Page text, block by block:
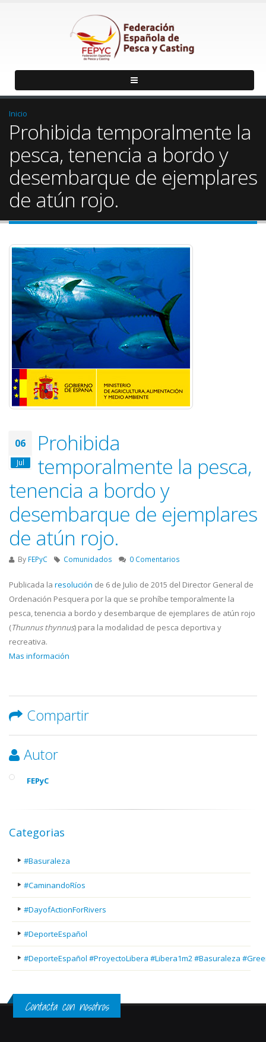
Inicio
Prohibida temporalmente la
pesca, tenencia a bordo y
desembarque de ejemplares
de atún rojo.
06
Jul
Prohibida
temporalmente la pesca,
tenencia a bordo y
desembarque de ejemplares
de atún rojo.
By FEPyC Comunidados 0 Comentarios
Publicada la resolución de 6 de Julio de 2015 del Director General de
Ordenación Pesquera por la que se prohíbe temporalmente la
pesca, tenencia a bordo y desembarque de ejemplares de atún rojo
(Thunnus thynnus) para la modalidad de pesca deportiva y
recreativa.
Mas información
Compartir
Autor
FEPyC
Categorias
#Basuraleza
#CaminandoRíos
#DayofActionForRivers
#DeporteEspañol
#DeporteEspañol #ProyectoLibera #Libera1m2 #Basuraleza
Contacta con nosotros